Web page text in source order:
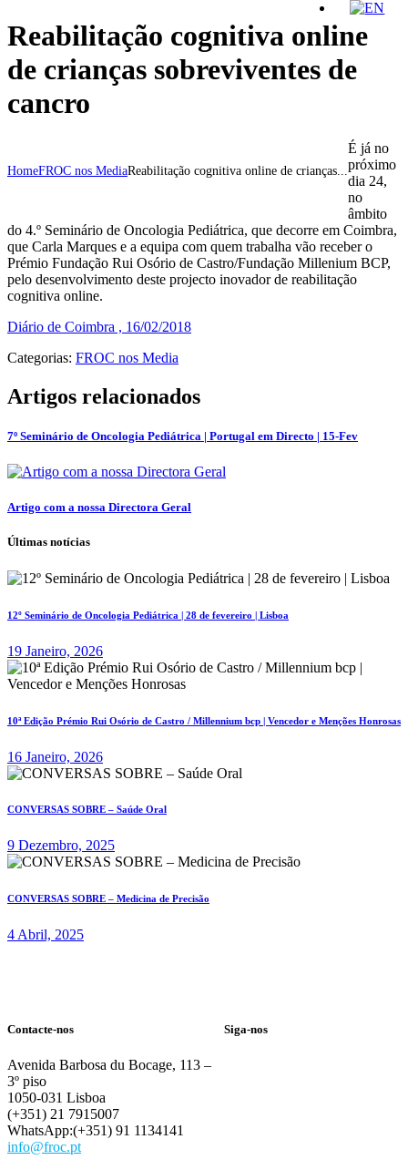
Reabilitação cognitiva online
de crianças sobreviventes de
cancro
HomeFROC nos MediaReabilitação cognitiva online de crianças...
É já no
próximo
dia 24,
no
âmbito
do 4.º Seminário de Oncologia Pediátrica, que decorre em Coimbra,
que Carla Marques e a equipa com quem trabalha vão receber o
Prémio Fundação Rui Osório de Castro/Fundação Millenium BCP,
pelo desenvolvimento deste projecto inovador de reabilitação
cognitiva online.
Diário de Coimbra , 16/02/2018
Categorias: FROC nos Media
Artigos relacionados
7º Seminário de Oncologia Pediátrica | Portugal em Directo | 15-Fev
Artigo com a nossa Directora Geral
Últimas notícias
12º Seminário de Oncologia Pediátrica | 28 de fevereiro | Lisboa
19 Janeiro, 2026
10ª Edição Prémio Rui Osório de Castro / Millennium bcp | Vencedor e Menções Honrosas
16 Janeiro, 2026
CONVERSAS SOBRE – Saúde Oral
9 Dezembro, 2025
CONVERSAS SOBRE – Medicina de Precisão
4 Abril, 2025
Contacte-nos
Avenida Barbosa du Bocage, 113 –
3º piso
1050-031 Lisboa
(+351) 21 7915007
WhatsApp:(+351) 91 1134141
info@froc.pt
Siga-nos